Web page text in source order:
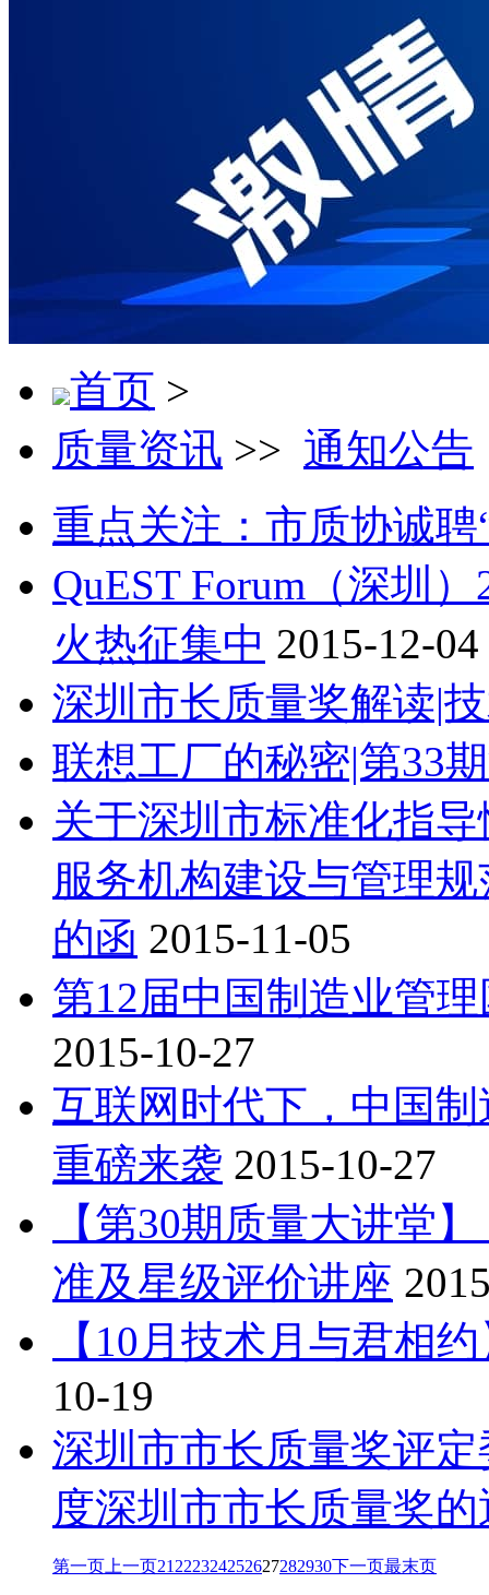
首页 >
质量资讯 >> 通知公告
重点关注：市质协诚聘
QuEST Forum（深圳
火热征集中 2015-12-04
深圳市长质量奖解读|
联想工厂的秘密|第33
关于深圳市标准化指
服务机构建设与管理
的函 2015-11-05
第12届中国制造业管
2015-10-27
互联网时代下，中国
重磅来袭 2015-10-27
【第30期质量大讲堂
准及星级评价讲座
【10月技术月与君相
10-19
深圳市市长质量奖评
度深圳市市长质量奖
第一页 上一页21 222324252627282930下一页最末页